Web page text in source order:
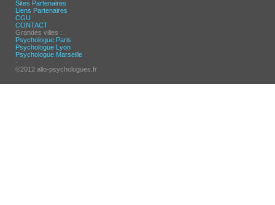
Sites Partenaires
Liens Partenaires
CGU
CONTACT
Grandes villes :
Psychologue Paris
Psychologue Lyon
Psychologue Marseille
-
©2012 allo-psychologues.fr